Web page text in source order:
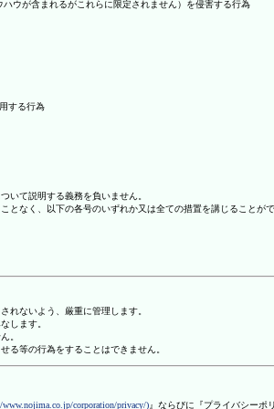
ウが含まれるがこれらに限定されません）を侵害する行為
する行為
いて説明する義務を負いません。
なく、以下の各号のいずれか又は全ての措置を講じることがで
れないよう、厳重に管理します。
します。
。
る等の行為をすることはできません。
www.nojima.co.jp/corporation/privacy/)』ならびに『プライバシーポ